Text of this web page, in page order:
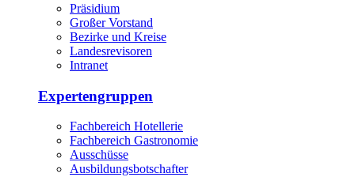
Präsidium
Großer Vorstand
Bezirke und Kreise
Landesrevisoren
Intranet
Expertengruppen
Fachbereich Hotellerie
Fachbereich Gastronomie
Ausschüsse
Ausbildungsbotschafter